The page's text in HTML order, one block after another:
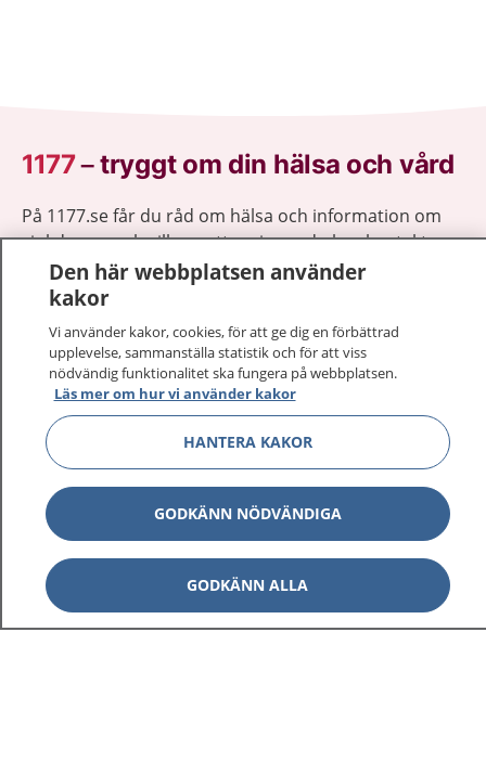
1177–tryggt om din hälsa och vård
På 1177.se får du råd om hälsa och information om
sjukdomar och vilka mottagningar du kan kontakta.
Logga in för att läsa din journal och göra dina
vårdärenden. Ring telefonnummer 1177 för
1177 ger dig råd när du vill må bättre.
1177 på flera språk Visa
Visa
Kontakt Visa
Den här webbplatsen använder
kakor
Vi använder kakor, cookies, för att ge dig en förbättrad
upplevelse, sammanställa statistik och för att viss
nödvändig funktionalitet ska fungera på webbplatsen.
Läs mer om hur vi använder kakor
HANTERA KAKOR
GODKÄNN NÖDVÄNDIGA
GODKÄNN ALLA